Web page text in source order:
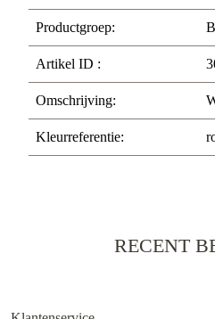
Productgroep:
Artikel ID :
Omschrijving:
Kleurreferentie:
RECENT